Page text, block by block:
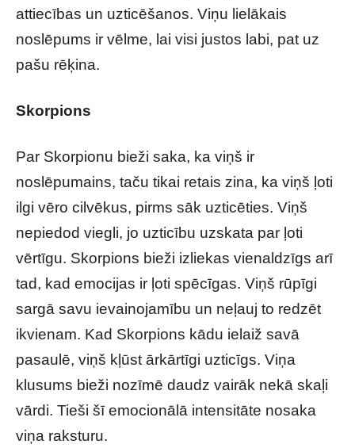
attiecības un uzticēšanos. Viņu lielākais
noslēpums ir vēlme, lai visi justos labi, pat uz
pašu rēķina.
Skorpions
Par Skorpionu bieži saka, ka viņš ir
noslēpumains, taču tikai retais zina, ka viņš ļoti
ilgi vēro cilvēkus, pirms sāk uzticēties. Viņš
nepiedod viegli, jo uzticību uzskata par ļoti
vērtīgu. Skorpions bieži izliekas vienaldzīgs arī
tad, kad emocijas ir ļoti spēcīgas. Viņš rūpīgi
sargā savu ievainojamību un neļauj to redzēt
ikvienam. Kad Skorpions kādu ielaiž savā
pasaulē, viņš kļūst ārkārtīgi uzticīgs. Viņa
klusums bieži nozīmē daudz vairāk nekā skaļi
vārdi. Tieši šī emocionālā intensitāte nosaka
viņa raksturu.